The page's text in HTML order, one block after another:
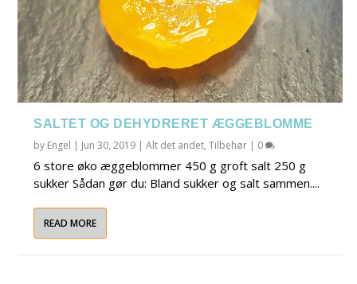
SALTET OG DEHYDRERET ÆGGEBLOMME
by Engel | Jun 30, 2019 |Alt det andet,Tilbehør | 0
6 store øko æggeblommer 450 g groft salt 250 g
sukker Sådan gør du: Bland sukker og salt sammen....
READ MORE